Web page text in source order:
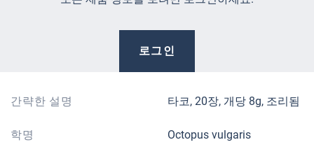
로그인
간략한 설명 타코, 20장, 개당 8g, 조리됨
학명 Octopus vulgaris